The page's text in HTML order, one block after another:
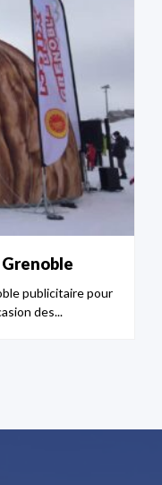
publicitaire pour
des...